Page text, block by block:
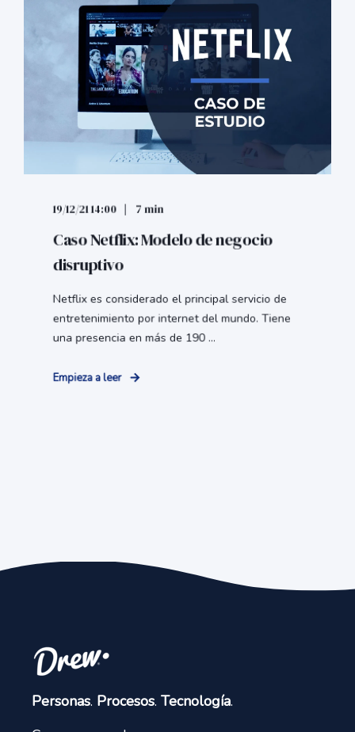
19/12/21 14:00 7 min
Caso Netflix: Modelo de negocio
disruptivo
Netflix es considerado el principal servicio de
entretenimiento por internet del mundo. Tiene
una presencia en más de 190 ...
Empieza a leer
Personas. Procesos. Tecnología.